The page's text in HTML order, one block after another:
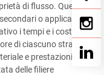
di flusso. Questa
o applicazioni
i tempi e i costi di
di ciascuno strato
e prestazioni
delle filiere